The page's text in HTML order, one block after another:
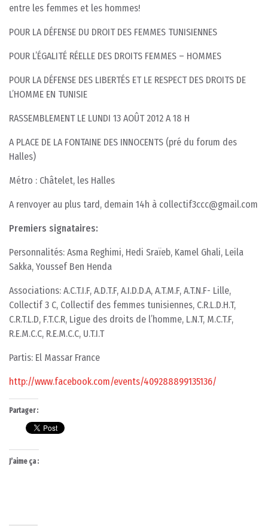
entre les femmes et les hommes!
POUR LA DÉFENSE DU DROIT DES FEMMES TUNISIENNES
POUR L’ÉGALITÉ RÉELLE DES DROITS FEMMES – HOMMES
POUR LA DÉFENSE DES LIBERTÉS ET LE RESPECT DES DROITS DE
L’HOMME EN TUNISIE
RASSEMBLEMENT LE LUNDI 13 AOÛT 2012 A 18 H
A PLACE DE LA FONTAINE DES INNOCENTS (pré du forum des
Halles)
Métro : Châtelet, les Halles
A renvoyer au plus tard, demain 14h à collectif3ccc@gmail.com
Premiers signataires:
Personnalités: Asma Reghimi, Hedi Sraïeb, Kamel Ghali, Leila
Sakka, Youssef Ben Henda
Associations: A.C.T.I.F, A.D.T.F, A.I.D.D.A, A.T.M.F, A.T.N.F- Lille,
Collectif 3 C, Collectif des femmes tunisiennes, C.R.L.D.H.T,
C.R.T.L.D, F.T.C.R, Ligue des droits de l’homme, L.N.T, M.C.T.F,
R.E.M.C.C, R.E.M.C.C, U.T.I.T
Partis: El Massar France
http://www.facebook.com/events/409288899135136/
Partager :
J’aime ça :